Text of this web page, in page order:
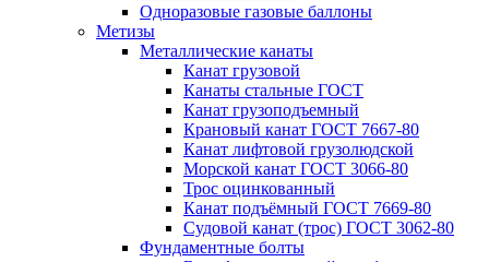
Одноразовые газовые баллоны
Метизы
Металлические канаты
Канат грузовой
Канаты стальные ГОСТ
Канат грузоподъемный
Крановый канат ГОСТ 7667-80
Канат лифтовой грузолюдской
Морской канат ГОСТ 3066-80
Трос оцинкованный
Канат подъёмный ГОСТ 7669-80
Судовой канат (трос) ГОСТ 3062-80
Фундаментные болты